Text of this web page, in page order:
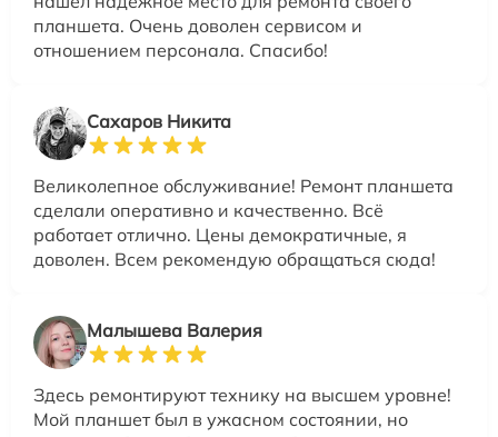
планшета. Очень доволен сервисом и
отношением персонала. Спасибо!
Сахаров Никита
Великолепное обслуживание! Ремонт планшета
сделали оперативно и качественно. Всё
работает отлично. Цены демократичные, я
доволен. Всем рекомендую обращаться сюда!
Малышева Валерия
Здесь ремонтируют технику на высшем уровне!
Мой планшет был в ужасном состоянии, но